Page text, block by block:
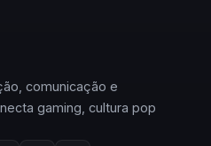
comunicação e
gaming, cultura pop